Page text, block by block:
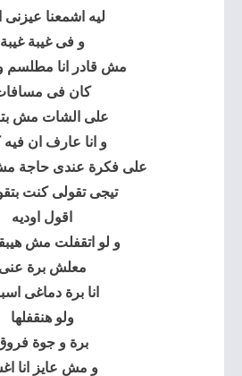
ليه اشمعنا عيزنى
و فى غيبة غيبة
مش قادر انا
كان فى
على الشات مش
و انا عارف ان فيه
على فكرة عندى حاجة
تيجى تقولى كنت
اقول اوديه
و لو اتقفلت مش
معلش برة عنى
انا برة دماغى
ولو هنقفلها
برة و جوة
و مش عايز انا